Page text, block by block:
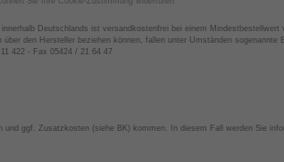
Deutschlands ist versandkostenfrei bei einem
den Hersteller beziehen können, fallen unter Umständen sogenannte
422 - Fax 05424 / 21 64 47
ggf. Zusatzkosten (siehe BK) kommen. In diesem Fall werden Sie